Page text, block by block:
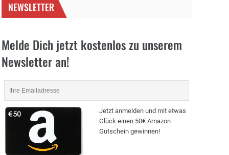
NEWSLETTER
Melde Dich jetzt kostenlos zu unserem
Newsletter an!
Jetzt anmelden und mit etwas
Glück einen 50€ Amazon
Gutschein gewinnen!